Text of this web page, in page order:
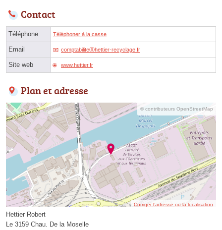
Contact
Téléphone Téléphoner à la casse
Email comptabiliteⓐhettier-recyclage.fr
Site web www.hettier.fr
Plan et adresse
© contributeurs OpenStreetMap
Corriger l’adresse ou la localisation
Hettier Robert
Le 3159 Chau. De la Moselle